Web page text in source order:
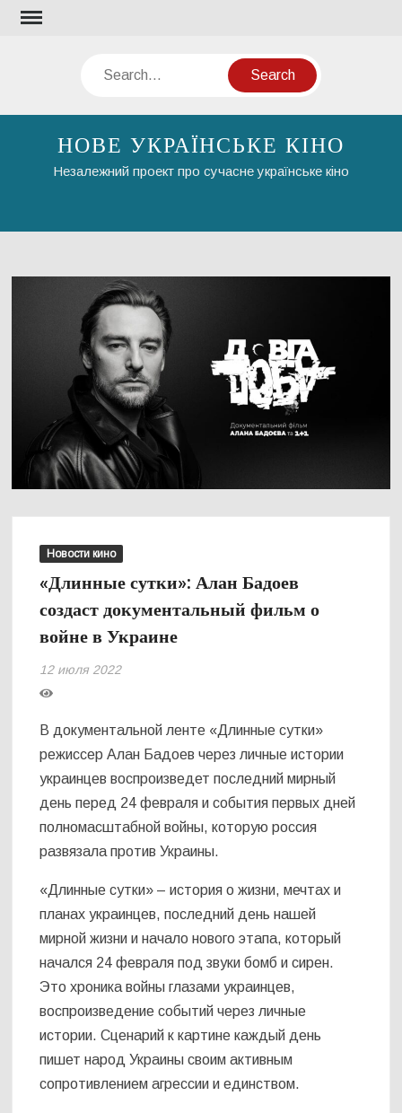
Skip
Search
НОВЕ УКРАЇНСЬКЕ КІНО
Незалежний проект про сучасне українське кіно
Новости кино
«Длинные сутки»: Алан Бадоев
создаст документальный фильм о
войне в Украине
12 июля 2022
В документальной ленте «Длинные сутки»
режиссер Алан Бадоев через личные истории
украинцев воспроизведет последний мирный
день перед 24 февраля и события первых дней
полномасштабной войны, которую россия
развязала против Украины.
«Длинные сутки» – история о жизни, мечтах и ​​
планах украинцев, последний день нашей
мирной жизни и начало нового этапа, который
начался 24 февраля под звуки бомб и сирен.
Это хроника войны глазами украинцев,
воспроизведение событий через личные
истории. Сценарий к картине каждый день
пишет народ Украины своим активным
сопротивлением агрессии и единством.